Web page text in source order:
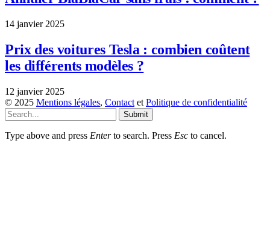
14 janvier 2025
Prix des voitures Tesla : combien coûtent
les différents modèles ?
12 janvier 2025
© 2025 Mentions légales, Contact et Politique de confidentialité
Submit
Type above and press Enterto search. Press Esc to cancel.